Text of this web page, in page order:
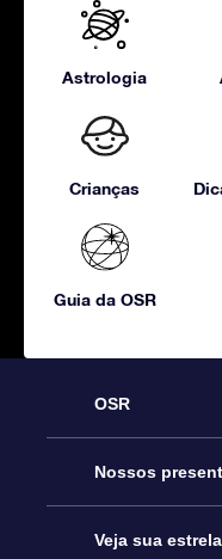
Astrologia
Crianças
Guia da OSR
OSR
Serviço
Entre em
Nossos
Presente estrelar
Veja sua estrela